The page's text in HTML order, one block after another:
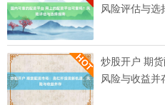
风险评估与选
炒股开户 期
风险与收益并